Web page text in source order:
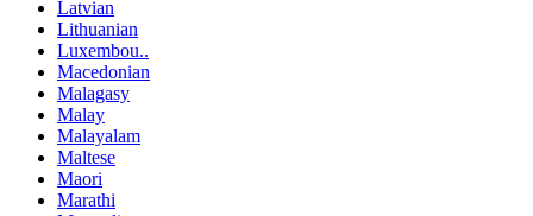
Latvian
Lithuanian
Luxembou..
Macedonian
Malagasy
Malay
Malayalam
Maltese
Maori
Marathi